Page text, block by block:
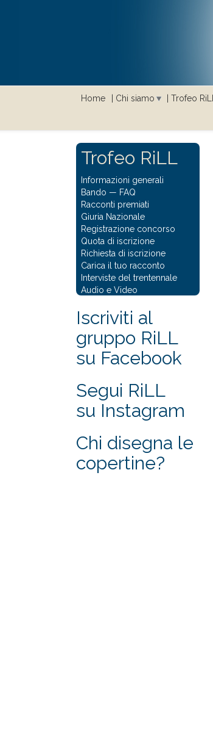
Home Chi siamo Trofeo RiLL
Trofeo RiLL
Informazioni generali
Bando — FAQ
Racconti premiati
Giuria Nazionale
Registrazione concorso
Quota di iscrizione
Richiesta di iscrizione
Carica il tuo racconto
Interviste del trentennale
Audio e Video
Iscriviti al
gruppo RiLL
su Facebook
Segui RiLL
su Instagram
Chi disegna le
copertine?